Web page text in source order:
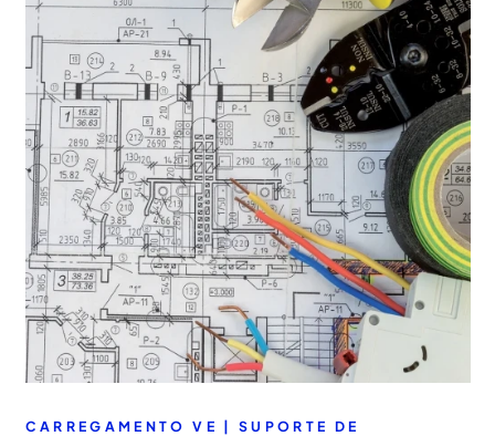
CARREGAMENTO VE | SUPORTE DE